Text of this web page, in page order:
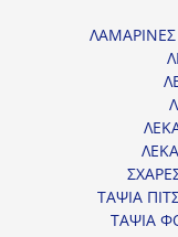
ΤΑΨΙΑ
ΤΑΨΙΑ